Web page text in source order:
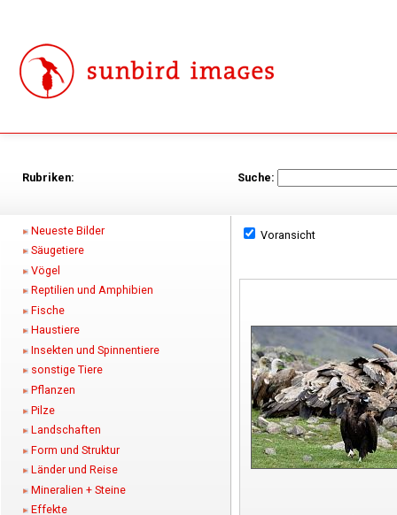
Rubriken: Suche:
Neueste Bilder
Säugetiere
Vögel
Reptilien und Amphibien
Fische
Haustiere
Insekten und Spinnentiere
sonstige Tiere
Pflanzen
Pilze
Landschaften
Form und Struktur
Länder und Reise
Mineralien + Steine
Effekte
Voransicht